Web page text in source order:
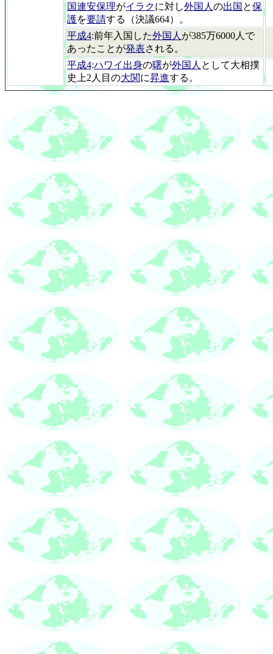
国連安保理がイラクに対し外国人 の出国 と保
護を要請する（決議664）。
平成4:前年入国した外国人 が385万6000人で
あったことが発表される。
平成4:ハワイ出身の曙が外国人 として大相撲
史上2人目の大関に昇進する。